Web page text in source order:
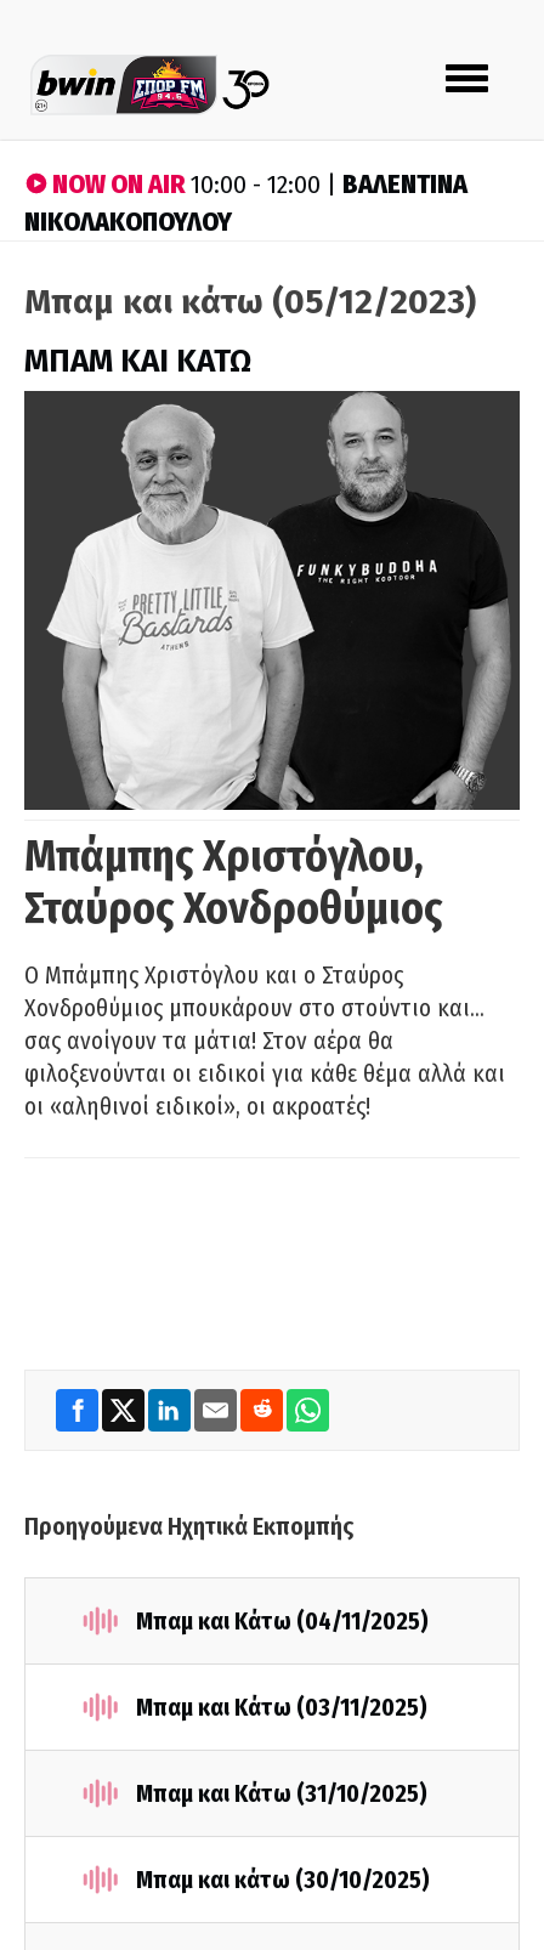
Toggle
navigation
NOW ON AIR10:00 - 12:00 | ΒΑΛΕΝΤΙΝΑ
ΝΙΚΟΛΑΚΟΠΟΥΛΟΥ
Μπαμ και κάτω (05/12/2023)
ΜΠΑΜ ΚΑΙ ΚΑΤΩ
Μπάμπης Χριστόγλου,
Σταύρος Χονδροθύμιος
O Μπάμπης Χριστόγλου και ο Σταύρος
Χονδροθύμιος μπουκάρουν στο στούντιο και…
σας ανοίγουν τα μάτια! Στον αέρα θα
φιλοξενούνται οι ειδικοί για κάθε θέμα αλλά και
οι «αληθινοί ειδικοί», οι ακροατές!
Προηγούμενα Ηχητικά Εκπομπής
Μπαμ και Κάτω (04/11/2025)
Μπαμ και Κάτω (03/11/2025)
Μπαμ και Κάτω (31/10/2025)
Μπαμ και κάτω (30/10/2025)